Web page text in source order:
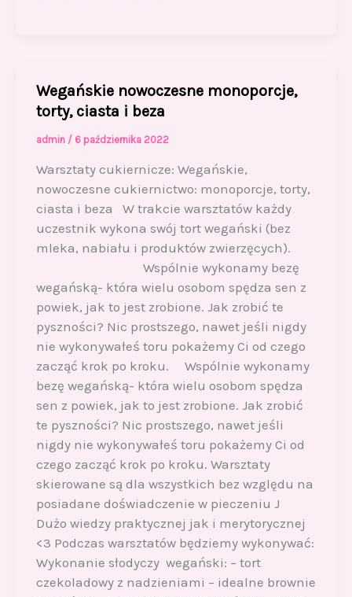
b
o
o
k
d
o
n
Wegańskie nowoczesne monoporcje,
torty, ciasta i beza
admin / 6 października 2022
Warsztaty cukiernicze: Wegańskie,
nowoczesne cukiernictwo: monoporcje, torty,
ciasta i beza W trakcie warsztatów każdy
uczestnik wykona swój tort wegański (bez
mleka, nabiału i produktów zwierzęcych).
Wspólnie wykonamy bezę
wegańską- która wielu osobom spędza sen z
powiek, jak to jest zrobione. Jak zrobić te
pyszności? Nic prostszego, nawet jeśli nigdy
nie wykonywałeś toru pokażemy Ci od czego
zacząć krok po kroku. Wspólnie wykonamy
bezę wegańską- która wielu osobom spędza
sen z powiek, jak to jest zrobione. Jak zrobić
te pyszności? Nic prostszego, nawet jeśli
nigdy nie wykonywałeś toru pokażemy Ci od
czego zacząć krok po kroku. Warsztaty
skierowane są dla wszystkich bez względu na
posiadane doświadczenie w pieczeniu J
Dużo wiedzy praktycznej jak i merytorycznej
<3 Podczas warsztatów będziemy wykonywać:
Wykonanie słodyczy wegański: – tort
czekoladowy z nadzieniami – idealne brownie